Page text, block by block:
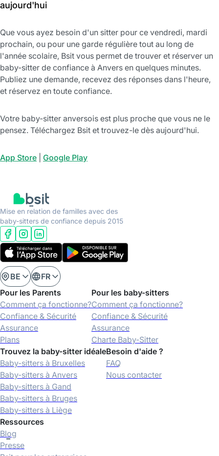
aujourd'hui
Que vous ayez besoin d'un sitter pour ce vendredi, mardi
prochain, ou pour une garde régulière tout au long de
l'année scolaire, Bsit vous permet de trouver et réserver un
baby-sitter de confiance à Anvers en quelques minutes.
Publiez une demande, recevez des réponses dans l'heure,
et réservez en toute confiance.
Votre baby-sitter anversois est plus proche que vous ne le
pensez. Téléchargez Bsit et trouvez-le dès aujourd'hui.
App Store Google Play
Mise en relation de familles avec des
baby-sitters de confiance depuis 2015
BE
FR
Pour les Parents
Comment ça fonctionne?
Confiance & Sécurité
Assurance
Plans
Pour les baby-sitters
Comment ça fonctionne?
Confiance & Sécurité
Assurance
Charte Baby-Sitter
Trouvez la baby-sitter idéale
Baby-sitters à Bruxelles
Baby-sitters à Anvers
Baby-sitters à Gand
Baby-sitters à Bruges
Baby-sitters à Liège
Besoin d'aide ?
FAQ
Nous contacter
Ressources
Blog
Presse